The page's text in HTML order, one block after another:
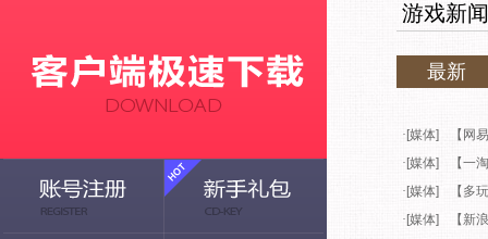
游戏新闻
最新
· [媒体]
【网
· [媒体]
【一
· [媒体]
【多
· [媒体]
【新